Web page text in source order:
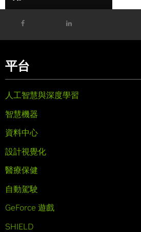
平台
人工智慧與深度學習
智慧機器
資料中心
設計視覺化
醫療保健
自動駕駛
GeForce 遊戲
SHIELD